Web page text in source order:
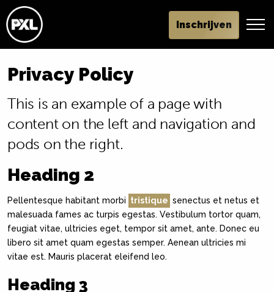
Inschrijven
Privacy Policy
This is an example of a page with
content on the left and navigation and
pods on the right.
Heading 2
Pellentesque habitant morbi tristique senectus et netus et
malesuada fames ac turpis egestas. Vestibulum tortor quam,
feugiat vitae, ultricies eget, tempor sit amet, ante. Donec eu
libero sit amet quam egestas semper. Aenean ultricies mi
vitae est. Mauris placerat eleifend leo.
Heading 3